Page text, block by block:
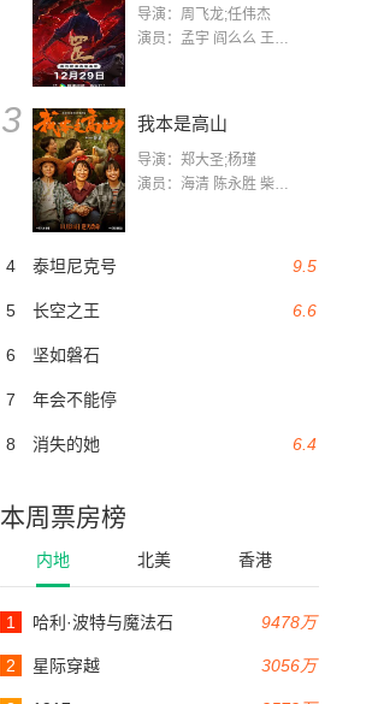
导演：周飞龙;任伟杰
演员：孟宇 阎么么 王凯 郭政建 阎萌萌 杨默 高枫 齐斯伽 刘芊含 马程
3 我本是高山
导演：郑大圣;杨瑾
演员：海清 陈永胜 柴烨 王玥婷 万国鹏 美朵达瓦 赵瑞婷 罗解艳 郭莉娜 潘家艳
9.5
4 泰坦尼克号
6.6
5 长空之王
6 坚如磐石
7 年会不能停
6.4
8 消失的她
本周票房榜
内地 北美 香港
9478万
1 哈利·波特与魔法石
3056万
2 星际穿越